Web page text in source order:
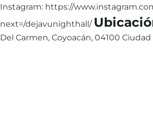
Instagram: https://
next=/dejavunighthall/
Del Carmen, Coyoacán, 04100